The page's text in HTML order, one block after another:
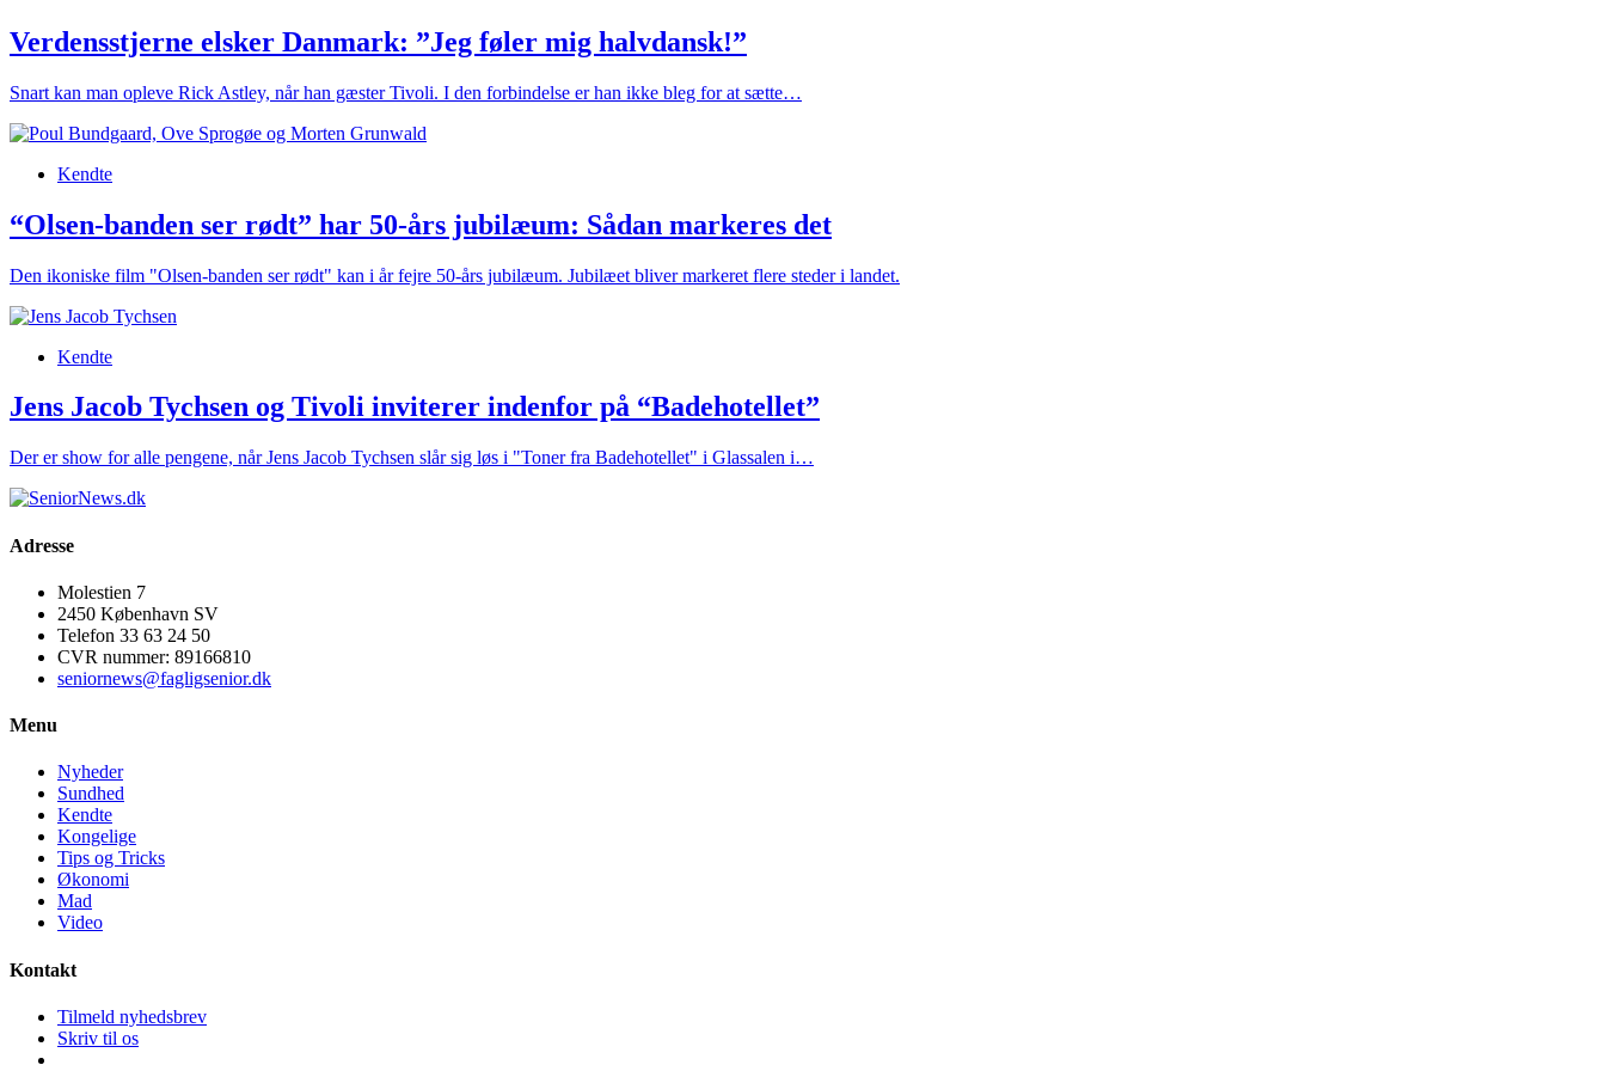
Verdensstjerne elsker Danmark: ”Jeg føler mig halvdansk!”
Snart kan man opleve Rick Astley, når han gæster Tivoli. I den forbindelse er han ikke bleg for at sætte…
Kendte
“Olsen-banden ser rødt” har 50-års jubilæum: Sådan markeres det
Den ikoniske film "Olsen-banden ser rødt" kan i år fejre 50-års jubilæum. Jubilæet bliver markeret flere steder i landet.
Kendte
Jens Jacob Tychsen og Tivoli inviterer indenfor på “Badehotellet”
Der er show for alle pengene, når Jens Jacob Tychsen slår sig løs i "Toner fra Badehotellet" i Glassalen i…
Adresse
Molestien 7
2450 København SV
Telefon 33 63 24 50
CVR nummer: 89166810
seniornews@fagligsenior.dk
Menu
Nyheder
Sundhed
Kendte
Kongelige
Tips og Tricks
Økonomi
Mad
Video
Kontakt
Tilmeld nyhedsbrev
Skriv til os